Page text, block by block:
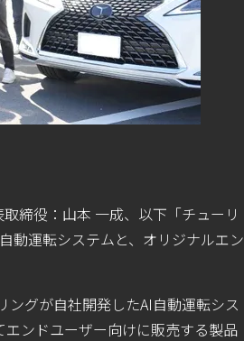
締役：山本 一成、以下「チューリ
動運転システムと、オリジナルエン
ングが自社開発したAI自動運転シス
ンドユーザー向けに販売する製品